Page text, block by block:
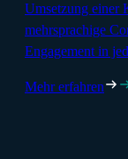
Umsetzung einer
mehrsprachige
Engagement in
Mehr erfahren